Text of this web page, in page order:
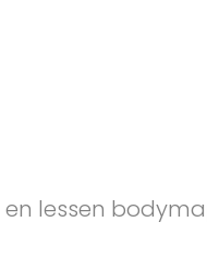
lessen